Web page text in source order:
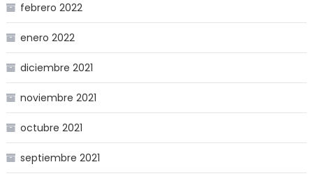
febrero 2022
enero 2022
diciembre 2021
noviembre 2021
octubre 2021
septiembre 2021